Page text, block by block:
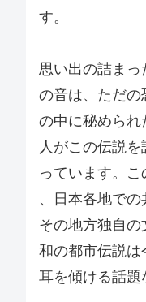
す。
思い出の詰まっ
の音は、ただの
の中に秘めら
人がこの伝説
っています。こ
、日本各地での
その地方独自
和の都市伝説は
耳を傾ける話題